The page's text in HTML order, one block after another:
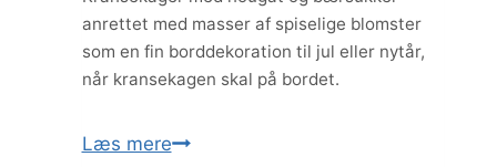
anrettet med masser af spiselige blomster
som en fin borddekoration til jul eller nytår,
når kransekagen skal på bordet.
Læs mereKransekage